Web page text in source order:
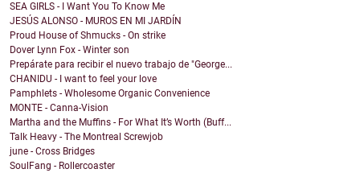
SEA GIRLS - I Want You To Know Me
JESÚS ALONSO - MUROS EN MI JARDÍN
Proud House of Shmucks - On strike
Dover Lynn Fox - Winter son
Prepárate para recibir el nuevo trabajo de "George...
CHANIDU - I want to feel your love
Pamphlets - Wholesome Organic Convenience
MONTE - Canna-Vision
Martha and the Muffins - For What It’s Worth (Buff...
Talk Heavy - The Montreal Screwjob
june - Cross Bridges
SoulFang - Rollercoaster